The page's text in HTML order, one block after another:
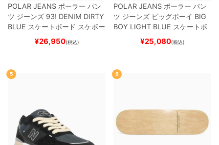
POLAR JEANS ポーラー パン
ツ ジーンズ 93! DENIM DIRTY
BLUE スケートボード スケボー
¥26,950(税込)
POLAR JEANS ポーラー パン
ツ ジーンズ ビッグボーイ BIG
BOY LIGHT BLUE スケートボ
ード スケボー
¥25,080(税込)
5 6